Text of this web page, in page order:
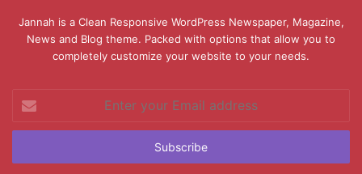
Jannah is a Clean Responsive WordPress Newspaper, Magazine,
News and Blog theme. Packed with options that allow you to
completely customize your website to your needs.
your
Email